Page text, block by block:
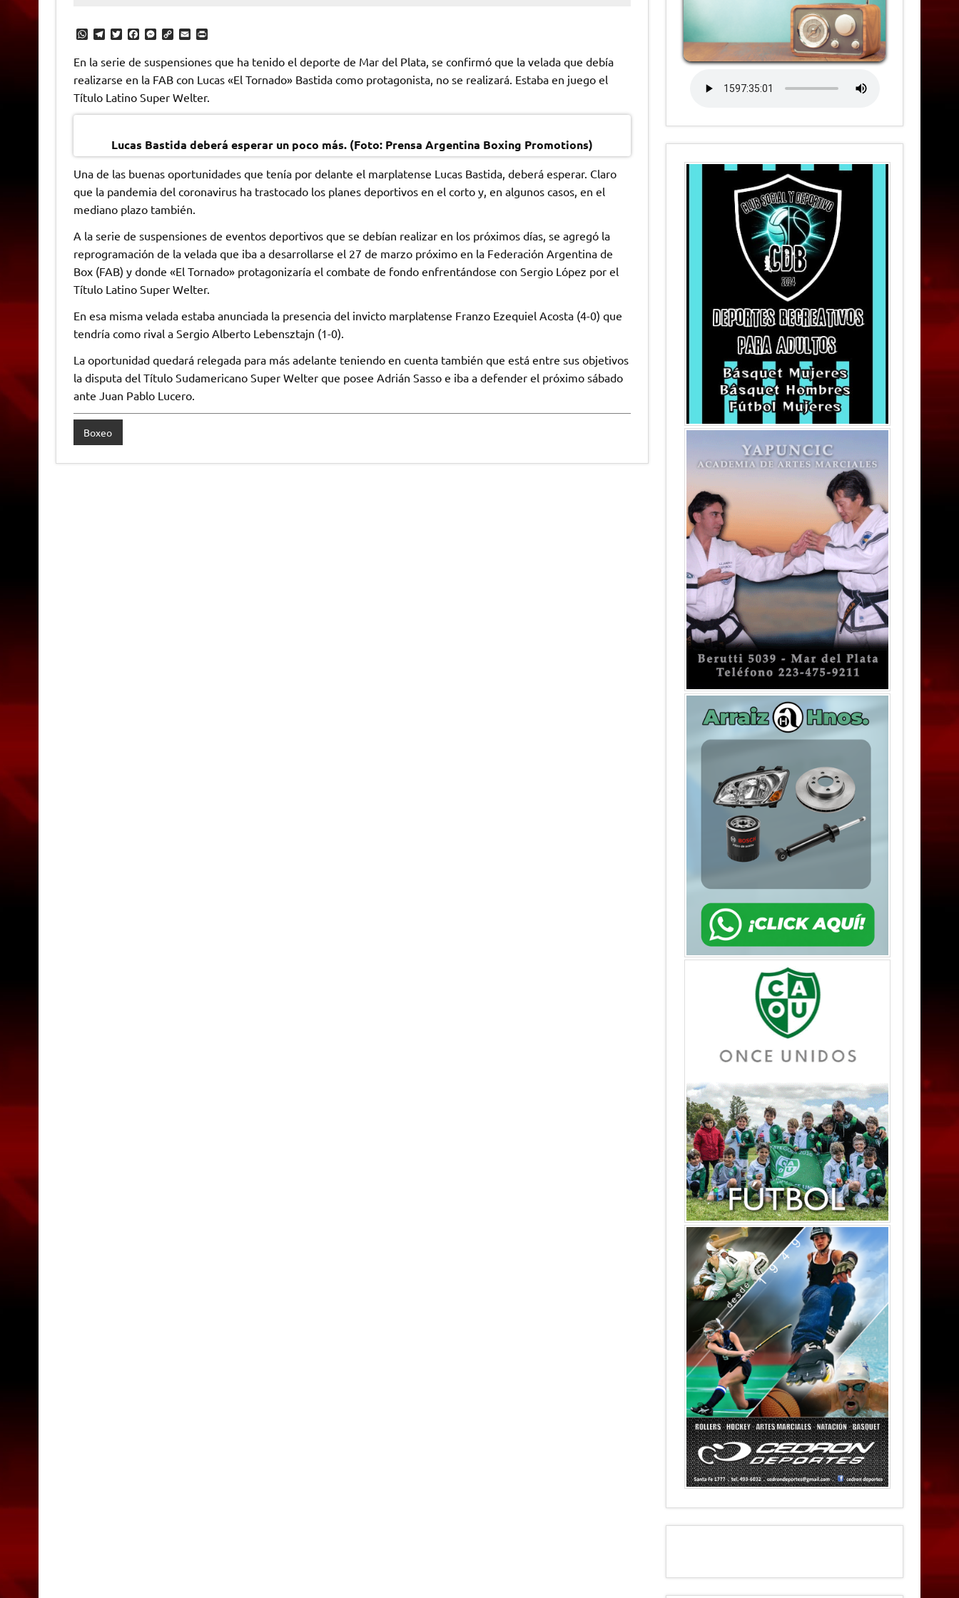
W
a
t
s
A
p
p
T
e
g
r
a
m
T
t
t
e
r
F
e
b
o
o
k
M
s
e
g
e
C
y
L
i
n
k
E
i
l
P
n
t
r
i
d
l
y
En la serie de suspensiones que ha tenido el deporte de Mar del Plata, se confirmó que la velada que debía
realizarse en la FAB con Lucas «El Tornado» Bastida como protagonista, no se realizará. Estaba en juego el
Título Latino Super Welter.
Lucas Bastida deberá esperar un poco más. (Foto: Prensa Argentina Boxing Promotions)
Una de las buenas oportunidades que tenía por delante el marplatense Lucas Bastida, deberá esperar. Claro
que la pandemia del coronavirus ha trastocado los planes deportivos en el corto y, en algunos casos, en el
mediano plazo también.
A la serie de suspensiones de eventos deportivos que se debían realizar en los próximos días, se agregó la
reprogramación de la velada que iba a desarrollarse el 27 de marzo próximo en la Federación Argentina de
Box (FAB) y donde «El Tornado» protagonizaría el combate de fondo enfrentándose con Sergio López por el
Título Latino Super Welter.
En esa misma velada estaba anunciada la presencia del invicto marplatense Franzo Ezequiel Acosta (4-0) que
tendría como rival a Sergio Alberto Lebensztajn (1-0).
La oportunidad quedará relegada para más adelante teniendo en cuenta también que está entre sus objetivos
la disputa del Título Sudamericano Super Welter que posee Adrián Sasso e iba a defender el próximo sábado
ante Juan Pablo Lucero.
Boxeo